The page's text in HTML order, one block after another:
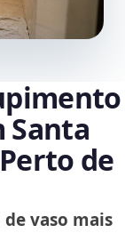
Santa
de
vaso mais